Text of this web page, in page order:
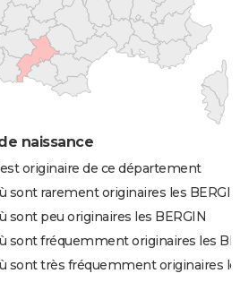
naissance
originaire de ce département
sont rarement originaires les BERGIN
sont peu originaires les BERGIN
sont fréquemment originaires les
sont très fréquemment originaires